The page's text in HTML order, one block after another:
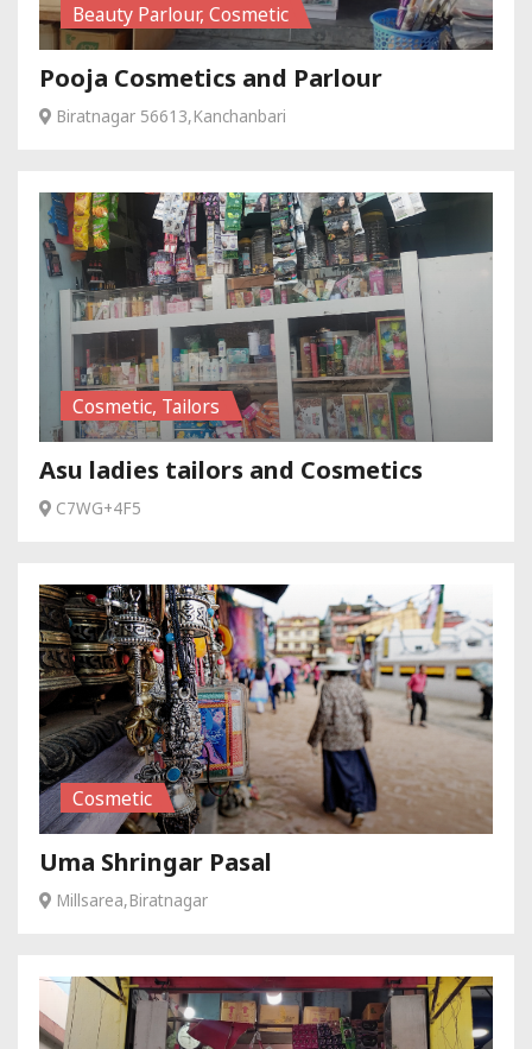
Beauty Parlour, Cosmetic
Pooja Cosmetics and Parlour
Biratnagar 56613,Kanchanbari
Cosmetic, Tailors
Asu ladies tailors and Cosmetics
C7WG+4F5
Cosmetic
Uma Shringar Pasal
Millsarea,Biratnagar